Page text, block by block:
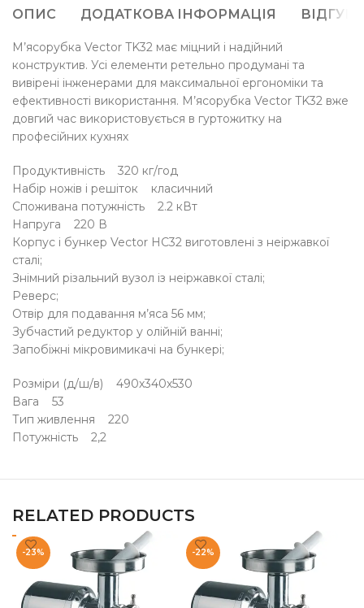
ОПИС ДОДАТКОВА ІНФОРМАЦІЯ
М’ясорубка Vector TK32 має міцний і надійний
конструктив. Усі елементи ретельно продумані та
вивірені інженерами для максимальної ергономіки та
ефективності використання. М’ясорубка Vector TK32 вже
довгий час використовується в гуртожитку на
професійних кухнях
Продуктивність 320 кг/год
Набір ножів і решіток класичний
Споживана потужність 2.2 кВт
Напруга 220 В
Корпус і бункер Vector HC32 виготовлені з неіржавкої
сталі;
Знімний різальний вузол із неіржавкої сталі;
Реверс;
Отвір для подавання м’яса 56 мм;
Зубчастий редуктор у олійній ванні;
Запобіжні мікровимикачі на бункері;
Розміри (д/ш/в) 490х340х530
Вага 53
Тип живлення 220
Потужність 2,2
RELATED PRODUCTS
-23% -22%